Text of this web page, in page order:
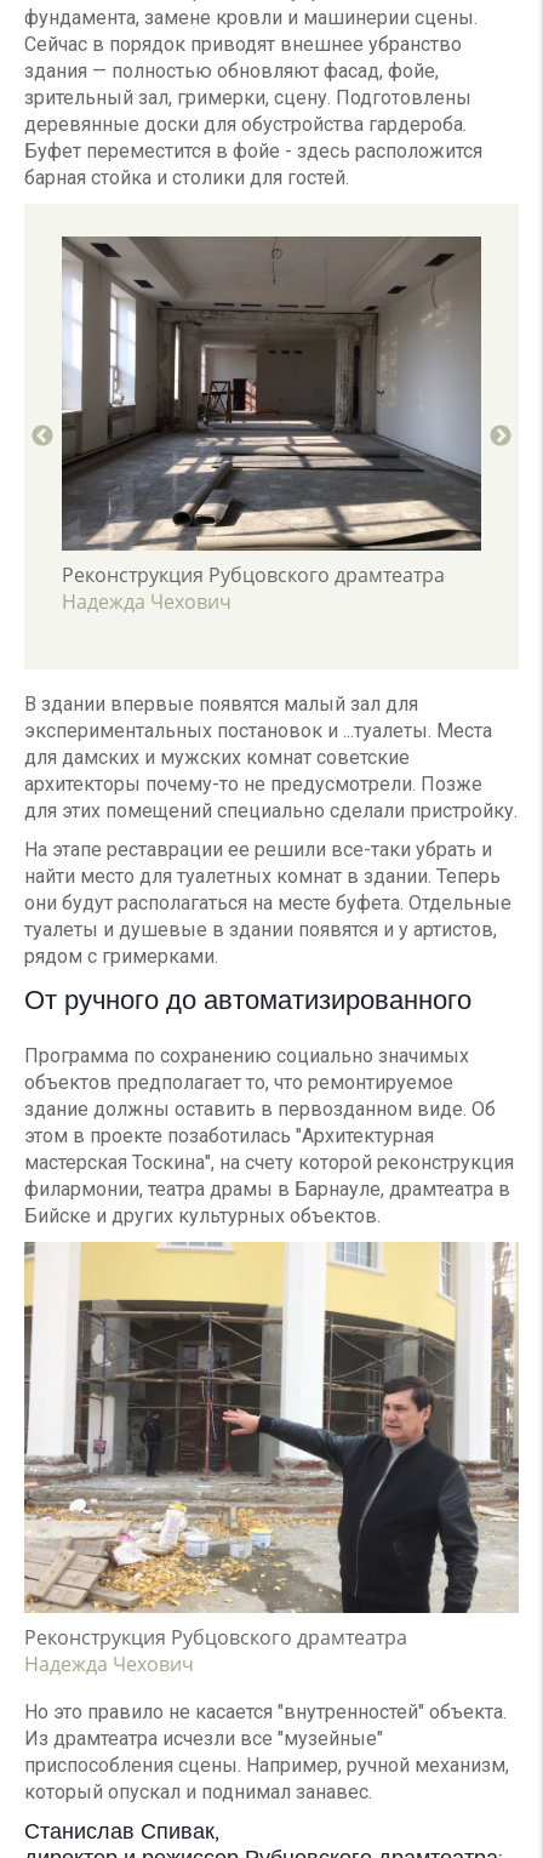
фундамента, замене кровли и машинерии сцены.
Сейчас в порядок приводят внешнее убранство
здания — полностью обновляют фасад, фойе,
зрительный зал, гримерки, сцену. Подготовлены
деревянные доски для обустройства гардероба.
Буфет переместится в фойе - здесь расположится
барная стойка и столики для гостей.
Реконструкция Рубцовского драмтеатра
Надежда Чехович
В здании впервые появятся малый зал для
экспериментальных постановок и ...туалеты. Места
для дамских и мужских комнат советские
архитекторы почему-то не предусмотрели. Позже
для этих помещений специально сделали пристройку.
На этапе реставрации ее решили все-таки убрать и
найти место для туалетных комнат в здании. Теперь
они будут располагаться на месте буфета. Отдельные
туалеты и душевые в здании появятся и у артистов,
рядом с гримерками.
От ручного до автоматизированного
Программа по сохранению социально значимых
объектов предполагает то, что ремонтируемое
здание должны оставить в первозданном виде. Об
этом в проекте позаботилась "Архитектурная
мастерская Тоскина", на счету которой реконструкция
филармонии, театра драмы в Барнауле, драмтеатра в
Бийске и других культурных объектов.
Реконструкция Рубцовского драмтеатра
Надежда Чехович
Но это правило не касается "внутренностей" объекта.
Из драмтеатра исчезли все "музейные"
приспособления сцены. Например, ручной механизм,
который опускал и поднимал занавес.
Станислав Спивак,